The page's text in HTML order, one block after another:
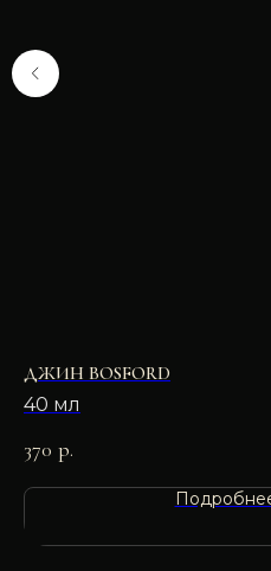
ДЖИН BOSFORD
40 мл
370 р.